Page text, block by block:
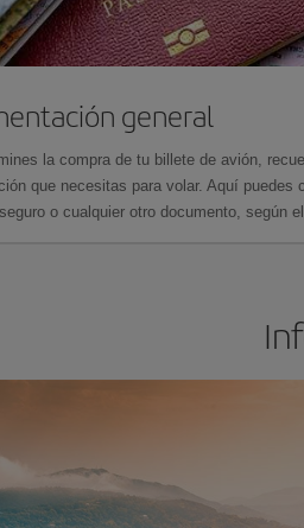
general
la compra de tu billete de avión,
que necesitas para volar. Aquí puedes
o cualquier otro documento, según